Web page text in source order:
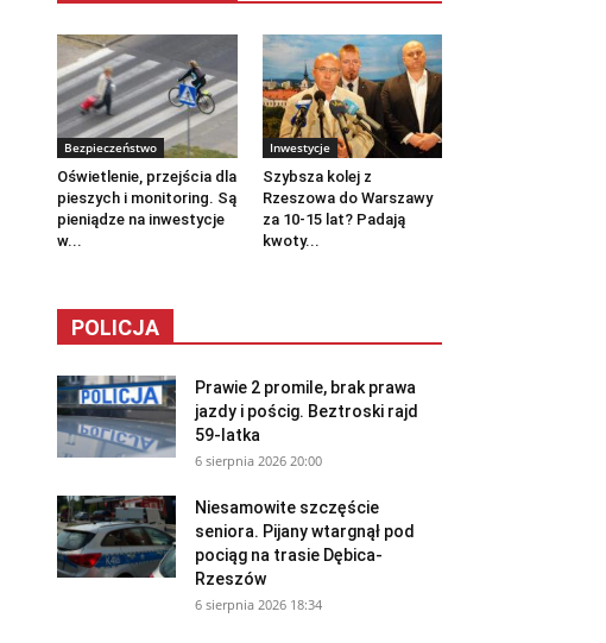
Bezpieczeństwo
Oświetlenie, przejścia dla
pieszych i monitoring. Są
pieniądze na inwestycje
w...
Inwestycje
Szybsza kolej z
Rzeszowa do Warszawy
za 10-15 lat? Padają
kwoty...
POLICJA
Prawie 2 promile, brak prawa
jazdy i pościg. Beztroski rajd
59-latka
6 sierpnia 2026 20:00
Niesamowite szczęście
seniora. Pijany wtargnął pod
pociąg na trasie Dębica-
Rzeszów
6 sierpnia 2026 18:34